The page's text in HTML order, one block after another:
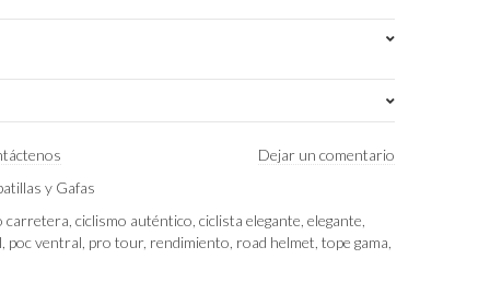
0.2 kg
M 54/60 cm
Dejar un comentario
y Gafas
carretera ,ciclismo auténtico ,ciclista elegante ,elegante
poc ventral pro tour, rendimiento road helmet ,tope gama